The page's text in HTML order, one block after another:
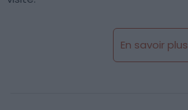
En savoir plus